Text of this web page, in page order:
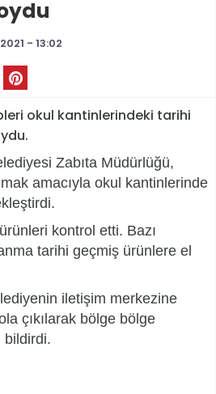
- 13:02
okul kantinlerindeki tarihi
Zabıta Müdürlüğü,
amacıyla okul kantinlerinde
kontrol etti. Bazı
tarihi geçmiş ürünlere el
iletişim merkezine
çıkılarak bölge bölge
bildirdi.